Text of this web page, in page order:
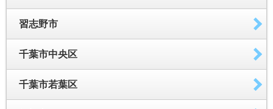
習志野市
千葉市中央区
千葉市若葉区